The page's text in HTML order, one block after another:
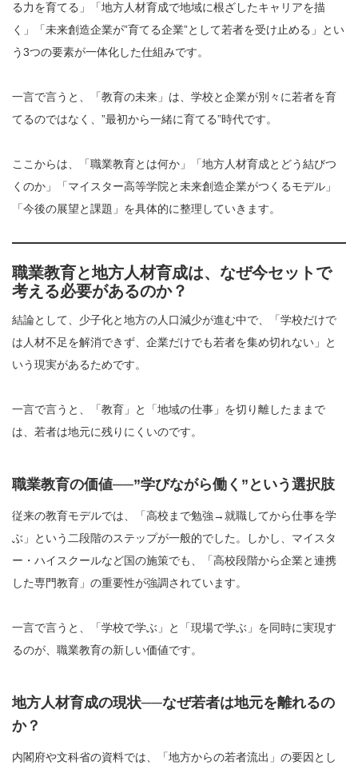
る力を育てる」「地方人材育成で地域に根ざしたキャリアを描
く」「未来創造企業が”育てる企業”として若者を受け止める」とい
う3つの要素が一体化した仕組みです。
一言で言うと、「教育の未来」は、学校と企業が別々に若者を育
てるのではなく、”最初から一緒に育てる”時代です。
ここからは、「職業教育とは何か」「地方人材育成とどう結びつ
くのか」「マイスター高等学院と未来創造企業がつくるモデル」
「今後の展望と課題」を具体的に整理していきます。
職業教育と地方人材育成は、なぜ今セットで
考える必要があるのか？
結論として、少子化と地方の人口減少が進む中で、「学校だけで
は人材不足を解消できず、企業だけでも若者を集め切れない」と
いう現実があるためです。
一言で言うと、「教育」と「地域の仕事」を切り離したままで
は、若者は地元に残りにくいのです。
職業教育の価値──”学びながら働く”という選択肢
従来の教育モデルでは、「高校まで勉強→就職してから仕事を学
ぶ」という二段階のステップが一般的でした。しかし、マイスタ
ー・ハイスクールなど国の施策でも、「高校段階から企業と連携
した専門教育」の重要性が強調されています。
一言で言うと、「学校で学ぶ」と「現場で学ぶ」を同時に実現す
るのが、職業教育の新しい価値です。
地方人材育成の現状──なぜ若者は地元を離れるの
か？
内閣府や文科省の資料では、「地方からの若者流出」の要因とし